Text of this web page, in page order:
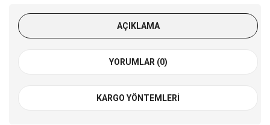
AÇIKLAMA
YORUMLAR (0)
KARGO YÖNTEMLERI